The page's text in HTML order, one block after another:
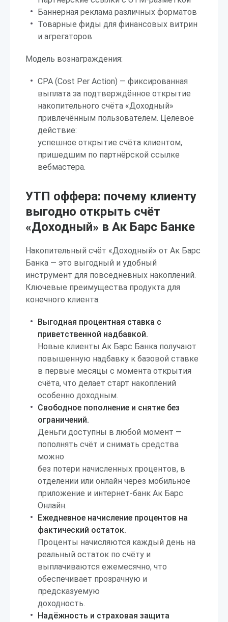
Баннерная реклама различных форматов
Товарные фиды для финансовых витрин
и агрегаторов
Модель вознаграждения:
CPA (Cost Per Action) — фиксированная
выплата за подтверждённое открытие
накопительного счёта «Доходный»
привлечённым пользователем. Целевое
действие:
успешное открытие счёта клиентом,
пришедшим по партнёрской ссылке
вебмастера.
УТП оффера: почему клиенту
выгодно открыть счёт
«Доходный» в Ак Барс Банке
Накопительный счёт «Доходный» от Ак Барс
Банка — это выгодный и удобный
инструмент для повседневных накоплений.
Ключевые преимущества продукта для
конечного клиента:
Выгодная процентная ставка с
приветственной надбавкой.
Новые клиенты Ак Барс Банка получают
повышенную надбавку к базовой ставке
в первые месяцы с момента открытия
счёта, что делает старт накоплений
особенно доходным.
Свободное пополнение и снятие без
ограничений.
Деньги доступны в любой момент —
пополнять счёт и снимать средства
можно
без потери начисленных процентов, в
отделении или онлайн через мобильное
приложение и интернет-банк Ак Барс
Онлайн.
Ежедневное начисление процентов на
фактический остаток.
Проценты начисляются каждый день на
реальный остаток по счёту и
выплачиваются ежемесячно, что
обеспечивает прозрачную и
предсказуемую
доходность.
Надёжность и страховая защита